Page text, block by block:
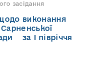
засідання
виконання
за І півріччя